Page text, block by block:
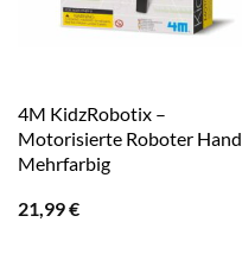
4M KidzRobotix –
Motorisierte Roboter Hand
Mehrfarbig
21,99€